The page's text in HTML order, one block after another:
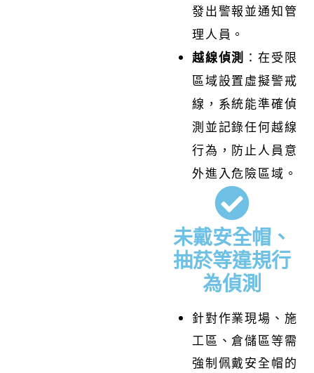
發出警報並通知管
理人員。
越線偵測
：在受限
區域設置虛擬警戒
線，系統能準確偵
測並記錄任何越線
行為，防止人員意
外進入危險區域。
未戴安全帽、
抽菸等違規行
為偵測
針對作業現場、施
工區、倉儲區等需
強制佩戴安全帽的